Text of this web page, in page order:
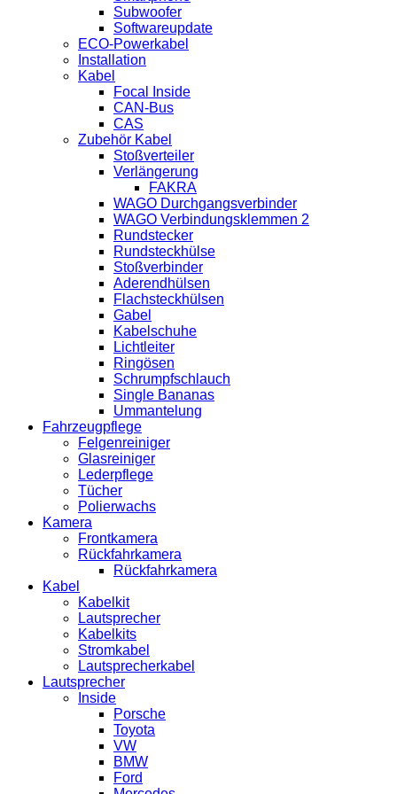
Subwoofer
Softwareupdate
ECO-Powerkabel
Installation
Kabel
Focal Inside
CAN-Bus
CAS
Zubehör Kabel
Stoßverteiler
Verlängerung
FAKRA
WAGO Durchgangsverbinder
WAGO Verbindungsklemmen 2
Rundstecker
Rundsteckhülse
Stoßverbinder
Aderendhülsen
Flachsteckhülsen
Gabel
Kabelschuhe
Lichtleiter
Ringösen
Schrumpfschlauch
Single Bananas
Ummantelung
Fahrzeugpflege
Felgenreiniger
Glasreiniger
Lederpflege
Tücher
Polierwachs
Kamera
Frontkamera
Rückfahrkamera
Rückfahrkamera
Kabel
Kabelkit
Lautsprecher
Kabelkits
Stromkabel
Lautsprecherkabel
Lautsprecher
Inside
Porsche
Toyota
VW
BMW
Ford